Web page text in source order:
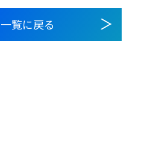
一覧に戻る